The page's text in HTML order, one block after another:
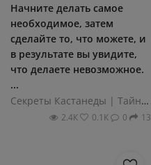
Начните делать самое
необходимое, затем
сделайте то, что можете, и
в результате вы увидите,
что делаете невозможное.
...
Секреты Кастанеды | Тайный путь воина
2.4К 0.1К 0 13